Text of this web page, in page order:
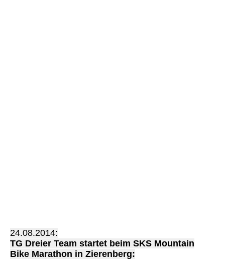
24.08.2014:
TG Dreier Team startet beim SKS Mountain
Bike Marathon in Zierenberg: